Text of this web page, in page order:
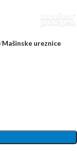
Mašinske ureznice